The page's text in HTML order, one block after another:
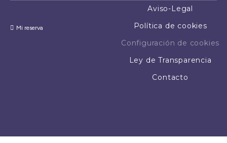
Aviso-Legal
Política de cookies
Configuración de cookies
Ley de Transparencia
Contacto
Mi reserva